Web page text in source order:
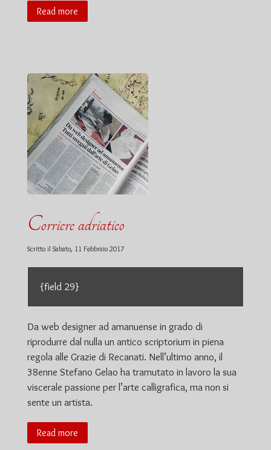
Read more
Corriere adriatico
Scritto il Sabato, 11 Febbraio 2017
{field 29}
Da web designer ad amanuense in grado di
riprodurre dal nulla un antico scriptorium in piena
regola alle Grazie di Recanati. Nell’ultimo anno, il
38enne Stefano Gelao ha tramutato in lavoro la sua
viscerale passione per l’arte calligrafica, ma non si
sente un artista.
Read more